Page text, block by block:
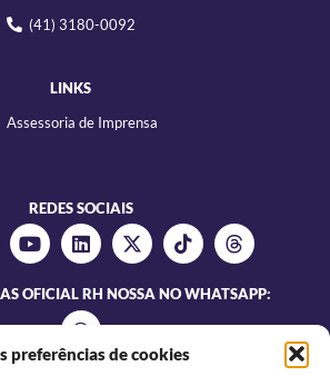
preferências de cookies
(41) 3180-0092
LINKS
Assessoria de Imprensa
REDES SOCIAIS
OFICIAL RH NOSSA NO WHATSAPP: